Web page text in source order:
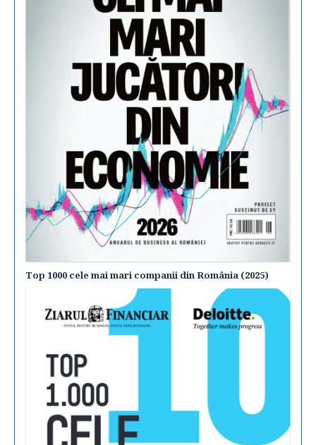
Top 1000 cele mai mari companii din România (2025)